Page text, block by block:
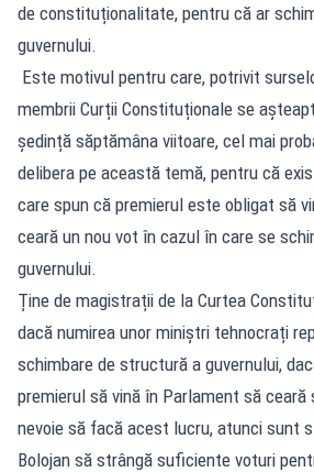
de constituționalitate, pentru că ar
guvernului.
Este motivul pentru care, potrivit
membrii Curții Constituționale se
ședință săptămâna viitoare, cel mai
delibera pe această temă, pentru că
care spun că premierul este obligat să
ceară un nou vot în cazul în care se
guvernului.
Ține de magistrații de la Curtea
dacă numirea unor miniștri tehnocrați
schimbare de structură a guvernului,
premierul să vină în Parlament să
nevoie să facă acest lucru, atunci sunt
Bolojan să strângă suficiente voturi